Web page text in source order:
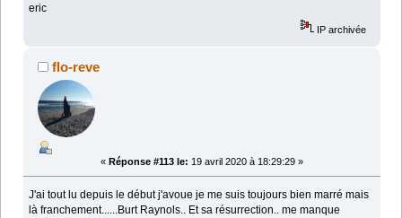
eric
IP archivée
flo-reve
« Réponse #113 le: 19 avril 2020 à 18:29:29 »
J'ai tout lu depuis le début j'avoue je me suis toujours bien marré mais
là franchement......Burt Raynols.. Et sa résurrection.. me manque